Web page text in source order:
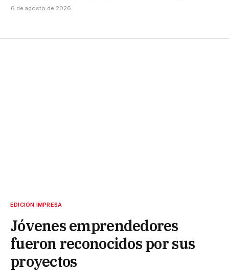
6 de agosto de 2026
EDICIÓN IMPRESA
Jóvenes emprendedores
fueron reconocidos por sus
proyectos